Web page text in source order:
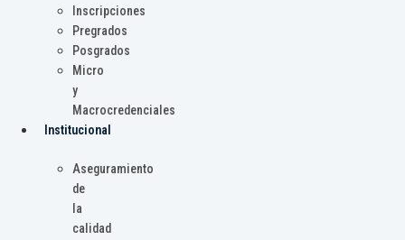
Inscripciones
Pregrados
Posgrados
Micro
y
Macrocredenciales
Institucional
Aseguramiento
de
la
calidad